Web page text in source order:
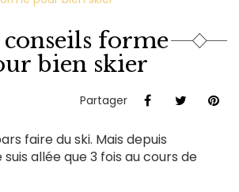
conseils forme
bien skier
Partager
faire du ski. Mais depuis
allée que 3 fois au cours de